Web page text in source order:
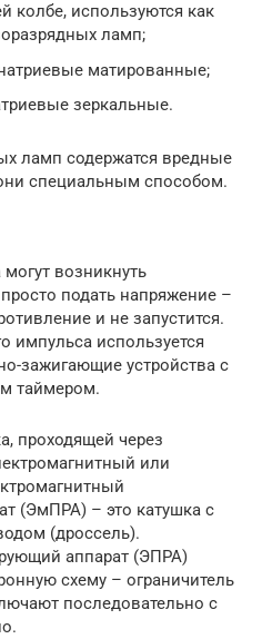
колбе, используются как
ламп;
матированные;
зеркальные.
ламп содержатся вредные
специальным способом.
возникнуть
подать напряжение –
и не запустится.
импульса используется
зажигающие устройства с
таймером.
проходящей через
или
(ЭмПРА) – это катушка с
(дроссель).
аппарат (ЭПРА)
схему – ограничитель
последовательно с